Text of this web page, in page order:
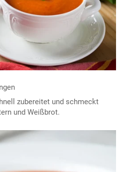
zubereitet und schmeckt
und Weißbrot.